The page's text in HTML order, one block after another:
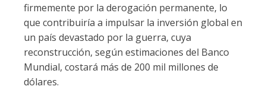
firmemente por la derogación permanente, lo
que contribuiría a impulsar la inversión global en
un país devastado por la guerra, cuya
reconstrucción, según estimaciones del Banco
Mundial, costará más de 200 mil millones de
dólares.